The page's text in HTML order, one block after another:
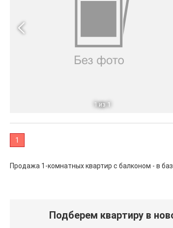
1 из 1
1
Продажа 1-комнатных квартир с балконом - в
Подберем квартиру в